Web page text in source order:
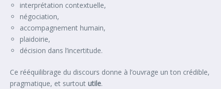
interprétation contextuelle,
négociation,
accompagnement humain,
plaidoirie,
décision dans l’incertitude.
Ce rééquilibrage du discours donne à l’ouvrage un ton crédible,
pragmatique, et surtout utile.